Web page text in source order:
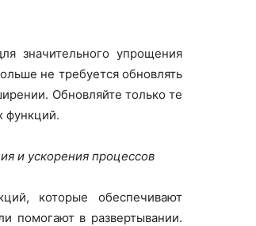
значительного упрощения
не требуется обновлять
Обновляйте только те
функций.
и ускорения процессов
которые обеспечивают
помогают в развертывании.